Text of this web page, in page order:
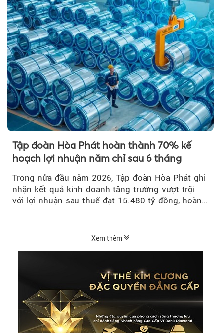
Tập đoàn Hòa Phát hoàn thành 70% kế
hoạch lợi nhuận năm chỉ sau 6 tháng
Trong nửa đầu năm 2026, Tập đoàn Hòa Phát ghi
nhận kết quả kinh doanh tăng trưởng vượt trội
với lợi nhuận sau thuế đạt 15.480 tỷ đồng, hoàn
Xem thêm